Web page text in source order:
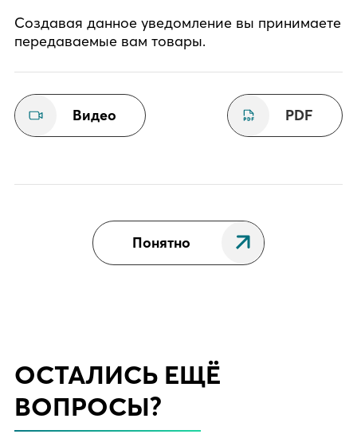
Создавая данное уведомление вы принимаете
передаваемые вам товары.
Видео PDF
Понятно
ОСТАЛИСЬ ЕЩЁ
ВОПРОСЫ?